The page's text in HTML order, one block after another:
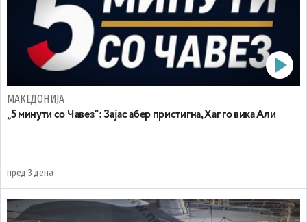
МАКЕДОНИЈА
„5 минути со Чавез“: Зајас абер пристигна, Хаг го вика Али
пред 3 дена